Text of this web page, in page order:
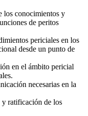
los conocimientos y
de peritos
periciales en los
desde un punto de
en el ámbito pericial
necesarias en la
y ratificación de los